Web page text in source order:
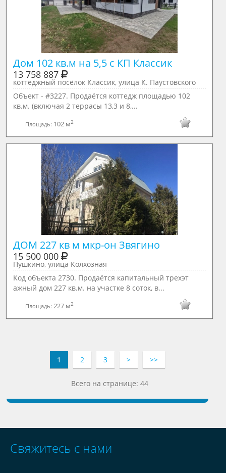
Дом 102 кв.м на 5,5 с КП Классик
13 758 887
коттеджный посёлок Классик, улица К. Паустовского
Объект - #3227. Продаётся коттедж площадью 102
кв.м. (включая 2 террасы 13,3 и 8,...
Площадь: 102 м2
ДОМ 227 кв м мкр-он Звягино
15 500 000
Пушкино, улица Колхозная
Код объекта 2730. Продаётся капитальный трехэт
ажный дом 227 кв.м. на участке 8 соток, в...
Площадь: 227 м2
1 2 3 > >>
Всего на странице: 44
Свяжитесь с нами